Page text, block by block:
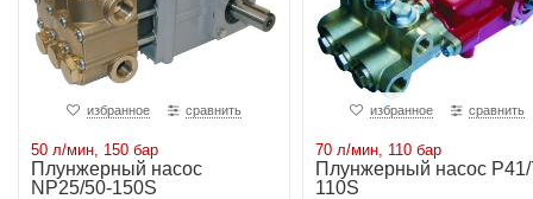
избранное сравнить
50 л/мин, 150 бар
Плунжерный насос
NP25/50-150S
избранное сравнить
70 л/мин, 110 бар
Плунжерный насос
110S